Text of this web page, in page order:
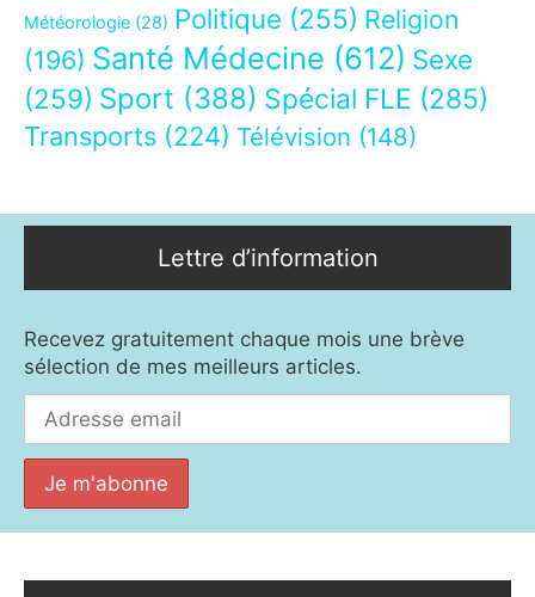
Météorologie (28) Politique (255) Religion
(196) Santé Médecine (612) Sexe
(259) Sport (388) Spécial FLE (285)
Transports (224) Télévision (148)
Lettre d’information
Recevez gratuitement chaque mois une brève
sélection de mes meilleurs articles.